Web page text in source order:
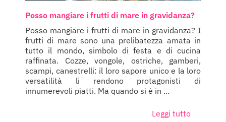
Posso mangiare i frutti di mare in gravidanza?
Posso mangiare i frutti di mare in gravidanza? I
frutti di mare sono una prelibatezza amata in
tutto il mondo, simbolo di festa e di cucina
raffinata. Cozze, vongole, ostriche, gamberi,
scampi, canestrelli: il loro sapore unico e la loro
versatilità li rendono protagonisti di
innumerevoli piatti. Ma quando si è in ...
Leggi tutto